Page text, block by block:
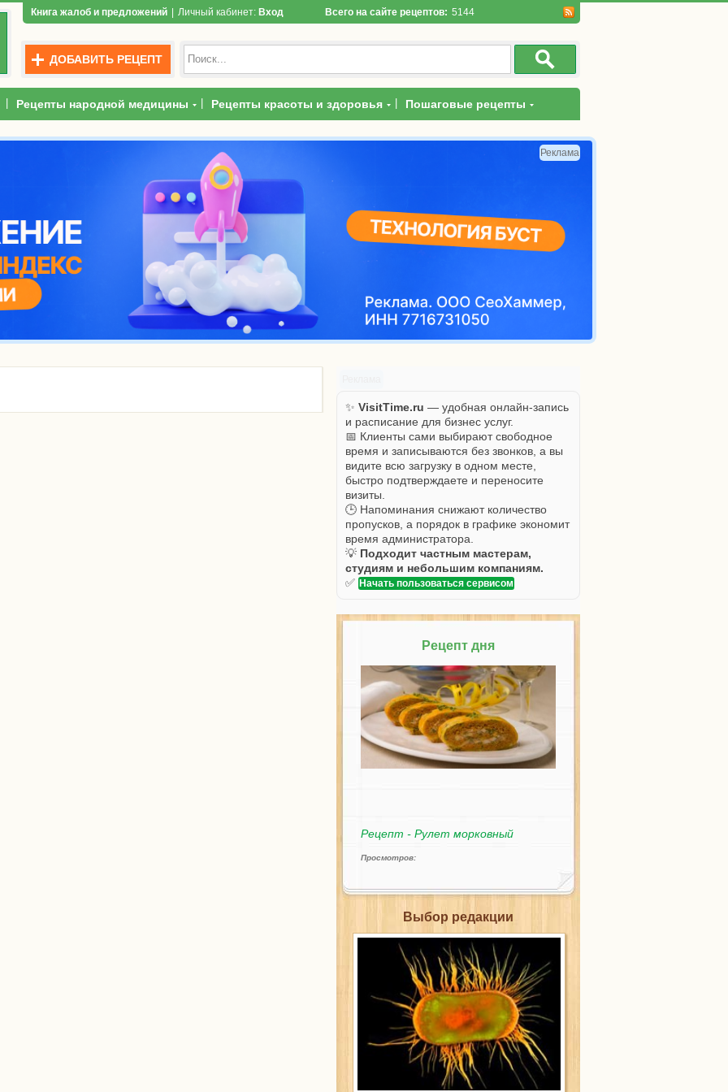
Книга жалоб и предложений Личный кабинет: Вход Всего на сайте рецептов: 5144
ДОБАВИТЬ РЕЦЕПТ
Рецепты народной медицины Рецепты красоты и здоровья Пошаговые рецепты
Реклама
✨ VisitTime.ru — удобная онлайн-запись
и расписание для бизнес услуг.
📅 Клиенты сами выбирают свободное
время и записываются без звонков, а вы
видите всю загрузку в одном месте,
быстро подтверждаете и переносите
визиты.
🕒 Напоминания снижают количество
пропусков, а порядок в графике экономит
время администратора.
💡 Подходит частным мастерам,
студиям и небольшим компаниям.
✅ Начать пользоваться сервисом
Рецепт дня
Рецепт - Рулет морковный
Просмотров:
Выбор редакции